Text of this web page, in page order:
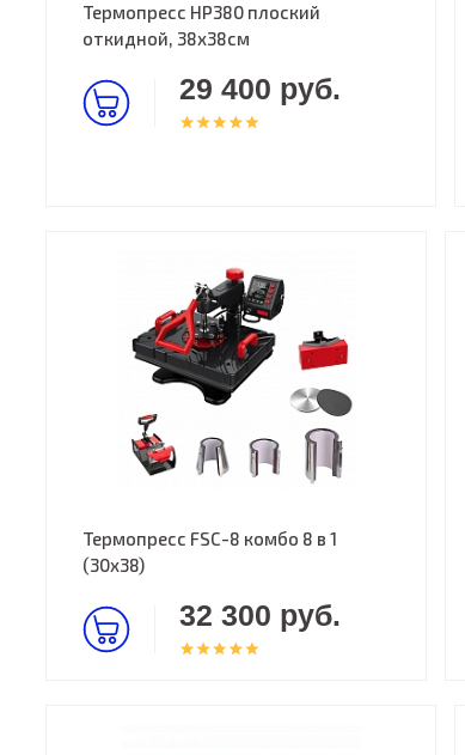
Термопресс HP380 плоский
откидной, 38х38см
29 400 руб.
Термопресс FSC-8 комбо 8 в 1
(30х38)
32 300 руб.